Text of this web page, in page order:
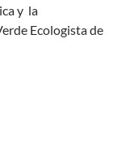
y la
Ecologista de